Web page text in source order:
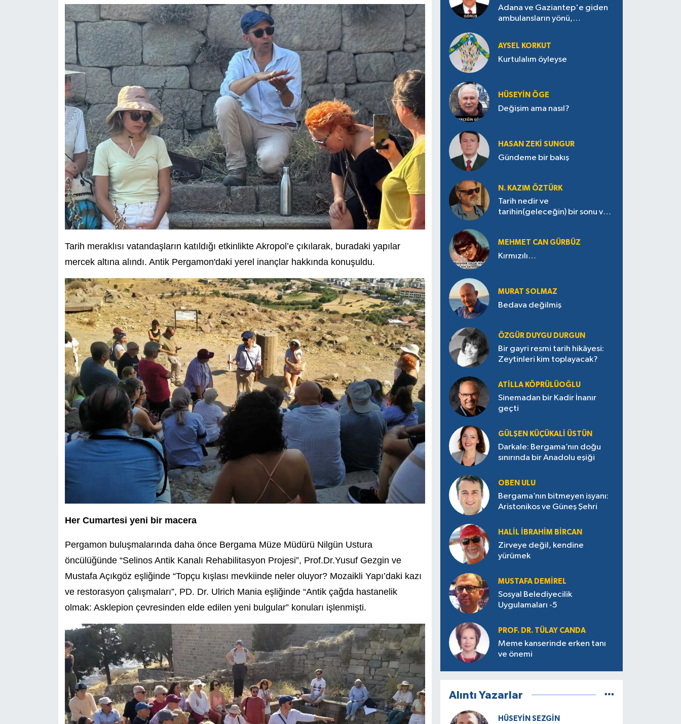
Tarih meraklısı vatandaşların katıldığı etkinlikte Akropol’e çıkılarak, buradaki yapılar
mercek altına alındı. Antik Pergamon'daki yerel inançlar hakkında konuşuldu.
Her Cumartesi yeni bir macera
Pergamon buluşmalarında daha önce Bergama Müze Müdürü Nilgün Ustura
öncülüğünde “Selinos Antik Kanalı Rehabilitasyon Projesi”, Prof.Dr.Yusuf Gezgin ve
Mustafa Açıkgöz eşliğinde “Topçu kışlası mevkiinde neler oluyor? Mozaikli Yapı’daki kazı
ve restorasyon çalışmaları”, PD. Dr. Ulrich Mania eşliğinde “Antik çağda hastanelik
olmak: Asklepion çevresinden elde edilen yeni bulgular” konuları işlenmişti.
Adana ve Gaziantep'e giden
ambulansların yönü,
AYSEL KORKUT
Kurtulalım öyleyse
HÜSEYIN ÖGE
Değişim ama nasıl?
HASAN ZEKI SUNGUR
Gündeme bir bakış
N. KAZIM ÖZTÜRK
Tarih nedir ve
tarihin(geleceğin) bir sonu var
MEHMET CAN GÜRBÜZ
Kırmızılı…
MURAT SOLMAZ
Bedava değilmiş
ÖZGÜR DUYGU DURGUN
Bir gayri resmi tarih hikâyesi:
Zeytinleri kim toplayacak?
ATILLA KÖPRÜLÜOĞLU
Sinemadan bir Kadir İnanır
geçti
GÜLŞEN KÜÇÜKALI ÜSTÜN
Darkale: Bergama’nın doğu
sınırında bir Anadolu eşiği
OBEN ULU
Bergama’nın bitmeyen isyanı:
Aristonikos ve Güneş Şehri
HALIL İBRAHIM BIRCAN
Zirveye değil, kendine
yürümek
MUSTAFA DEMIREL
Sosyal Belediyecilik
Uygulamaları -5
PROF. DR. TÜLAY CANDA
Meme kanserinde erken tanı
ve önemi
Alıntı Yazarlar
HÜSEYIN SEZGIN